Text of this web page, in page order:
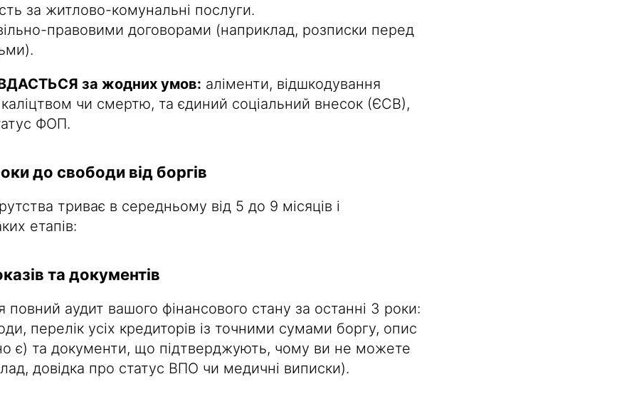
за житлово-комунальні послуги.
правовими договорами (наприклад, розписки перед
за жодних умов: аліменти, відшкодування
чи смертю, та єдиний соціальний внесок (ЄСВ),
ФОП.
до свободи від боргів
триває в середньому від 5 до 9 місяців і
етапів:
та документів
повний аудит вашого фінансового стану за останні 3 роки:
перелік усіх кредиторів із точними сумами боргу, опис
є) та документи, що підтверджують, чому ви не можете
довідка про статус ВПО чи медичні виписки).